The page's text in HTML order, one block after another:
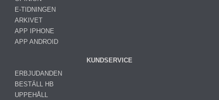
E-TIDNINGEN
ARKIVET
APP IPHONE
APP ANDROID
KUNDSERVICE
ERBJUDANDEN
BESTÄLL HB
UPPEHÅLL